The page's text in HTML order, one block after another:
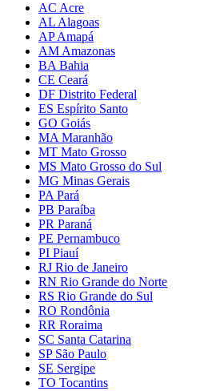
AC Acre
AL Alagoas
AP Amapá
AM Amazonas
BA Bahia
CE Ceará
DF Distrito Federal
ES Espírito Santo
GO Goiás
MA Maranhão
MT Mato Grosso
MS Mato Grosso do Sul
MG Minas Gerais
PA Pará
PB Paraíba
PR Paraná
PE Pernambuco
PI Piauí
RJ Rio de Janeiro
RN Rio Grande do Norte
RS Rio Grande do Sul
RO Rondônia
RR Roraima
SC Santa Catarina
SP São Paulo
SE Sergipe
TO Tocantins